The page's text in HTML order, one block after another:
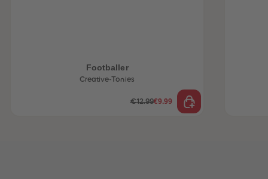
Footballer
Creative-Tonies
€12.99€9.99